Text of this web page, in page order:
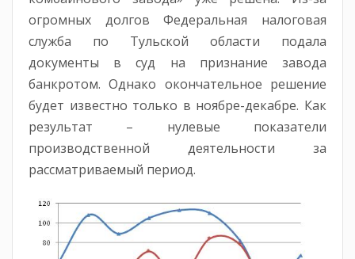
огромных долгов Федеральная налоговая
служба по Тульской области подала
документы в суд на признание завода
банкротом. Однако окончательное решение
будет известно только в ноябре-декабре. Как
результат – нулевые показатели
производственной деятельности за
рассматриваемый период.